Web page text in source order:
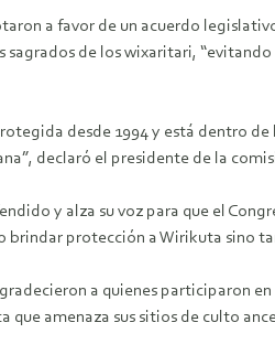
a favor de un acuerdo
sagrados de los wixaritari,
desde 1994 y está dentro
declaró el presidente de la
y alza su voz para que el
protección a Wirikuta sino
a quienes participaron
que amenaza sus sitios de culto